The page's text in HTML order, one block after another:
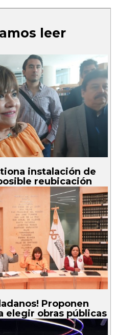
leer
instalación de
reubicación
Proponen
elegir obras públicas